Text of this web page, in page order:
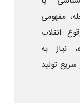
مفهومی
انقلاب
نیاز به
تولید